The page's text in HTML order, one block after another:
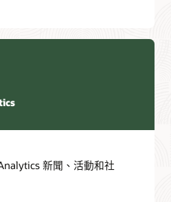
新聞、活動和社